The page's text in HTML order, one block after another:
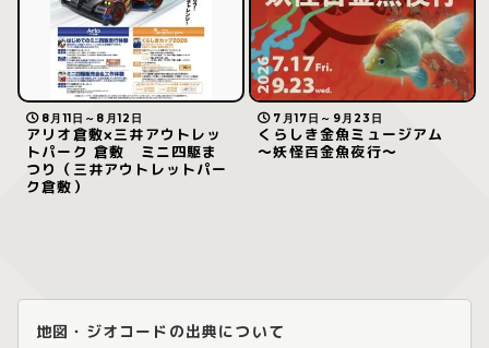
8月11日～8月12日
アリオ倉敷×三井アウトレッ
トパーク 倉敷 ミニ四駆ま
つり（三井アウトレットパー
ク倉敷）
7月17日～9月23日
くらしき金魚ミュージアム
～妖怪百金魚夜行～
地図・ジオコードの出典について